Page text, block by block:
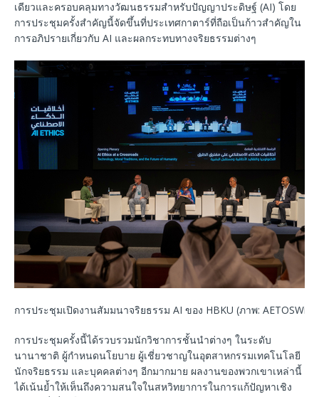
เดียวและครอบคลุมทางวัฒนธรรมสำหรับปัญญาประดิษฐ์ (AI) โดย
การประชุมครั้งสำคัญนี้จัดขึ้นที่ประเทศกาตาร์ที่ถือเป็นก้าวสำคัญใน
การอภิปรายเกี่ยวกับ AI และผลกระทบทางจริยธรรมต่างๆ
การประชุมเปิดงานสัมมนาจริยธรรม AI ของ HBKU (ภาพ: AETOSWire)
การประชุมครั้งนี้ได้รวบรวมนักวิชาการชั้นนำต่างๆ ในระดับ
นานาชาติ ผู้กำหนดนโยบาย ผู้เชี่ยวชาญในอุตสาหกรรมเทคโนโลยี
นักจริยธรรม และบุคคลต่างๆ อีกมากมาย ผลงานของพวกเขาเหล่านี้
ได้เน้นย้ำให้เห็นถึงความสนใจในสหวิทยาการในการแก้ปัญหาเชิง